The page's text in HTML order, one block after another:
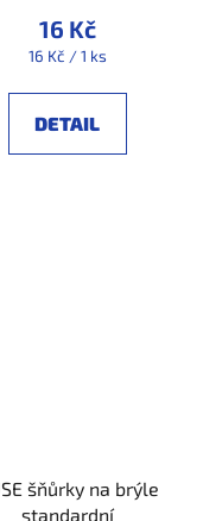
16 Kč
Měrná
16 Kč / 1 ks
DETAIL
šňůrky na brýle
standardní